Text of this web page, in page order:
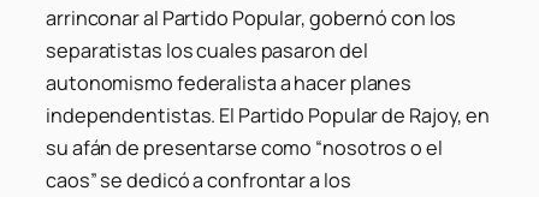
arrinconar al Partido Popular, gobernó con los
separatistas los cuales pasaron del
autonomismo federalista a hacer planes
independentistas. El Partido Popular de Rajoy, en
su afán de presentarse como “nosotros o el
caos” se dedicó a confrontar a los